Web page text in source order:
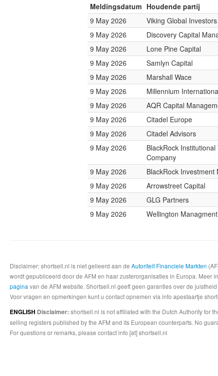
Meldingsdatum Houdende partij
9 May 2026
Viking Global Investors
9 May 2026
Discovery Capital
9 May 2026
Lone Pine Capital
9 May 2026
Samlyn Capital
9 May 2026
Marshall Wace
9 May 2026
Millennium
9 May 2026
AQR Capital
9 May 2026
Citadel Europe
9 May 2026
Citadel Advisors
9 May 2026
BlackRock Institutional
Company
9 May 2026
BlackRock Investment
9 May 2026
Arrowstreet Capital
9 May 2026
GLG Partners
9 May 2026
Wellington
Disclaimer: shortsell.nl is niet gelieerd aan de Autoriteit Financiele Markten
wordt gepubliceerd door de AFM en haar zusterorganisaties in Europa.
pagina van de AFM website. Shortsell.nl geeft geen garanties over de
Voor vragen en opmerkingen kunt u contact opnemen via info apestaartje
ENGLISH Disclaimer: shortsell.nl is not affiliated with the Dutch Authority for
selling registers published by the AFM and its European counterparts. No
For questions or remarks, please contact info [at] shortsell.nl